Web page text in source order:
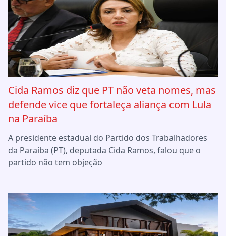
Cida Ramos diz que PT não veta nomes, mas
defende vice que fortaleça aliança com Lula
na Paraíba
A presidente estadual do Partido dos Trabalhadores
da Paraíba (PT), deputada Cida Ramos, falou que o
partido não tem objeção